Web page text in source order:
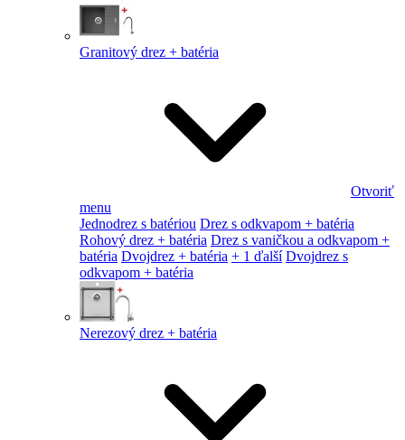
Granitový drez + batéria
Otvoriť
menu
Jednodrez s batériou Drez s odkvapom + batéria
Rohový drez + batéria Drez s vaničkou a odkvapom +
batéria Dvojdrez + batéria + 1 ďalší Dvojdrez s
odkvapom + batéria
Nerezový drez + batéria